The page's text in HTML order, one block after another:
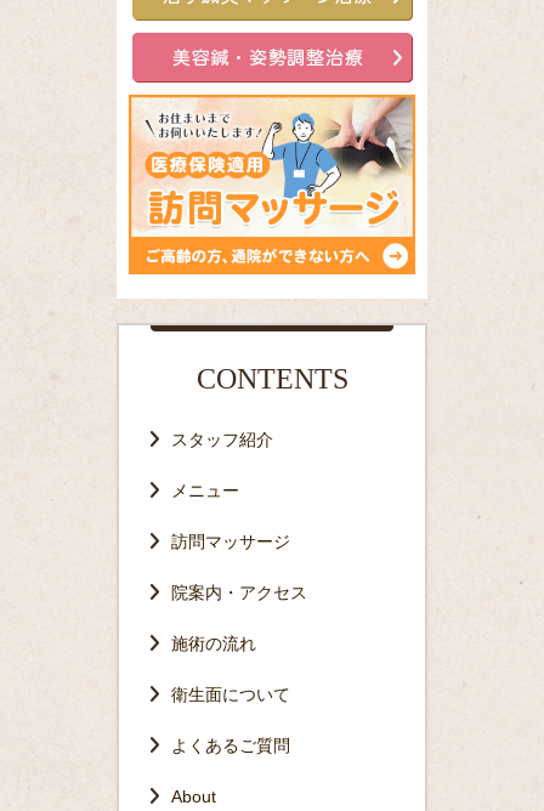
CONTENTS
スタッフ紹介
メニュー
訪問マッサージ
院案内・アクセス
施術の流れ
衛生面について
よくあるご質問
About